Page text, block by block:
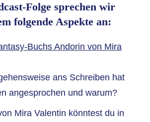
Folge sprechen wir
folgende Aspekte an:
ans Schreiben hat
angesprochen und warum?
Mira Valentin könntest du in